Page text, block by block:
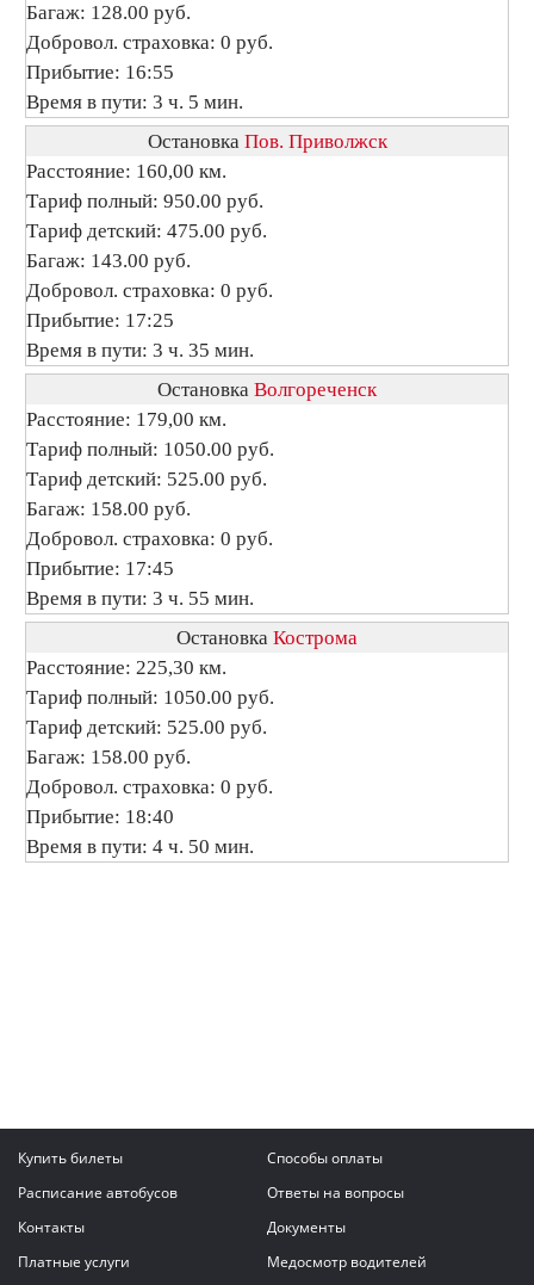
Багаж: 128.00 руб.
Добровол. страховка: 0 руб.
Прибытие: 16:55
Время в пути: 3 ч. 5 мин.
Остановка Пов. Приволжск
Расстояние: 160,00 км.
Тариф полный: 950.00 руб.
Тариф детский: 475.00 руб.
Багаж: 143.00 руб.
Добровол. страховка: 0 руб.
Прибытие: 17:25
Время в пути: 3 ч. 35 мин.
Остановка Волгореченск
Расстояние: 179,00 км.
Тариф полный: 1050.00 руб.
Тариф детский: 525.00 руб.
Багаж: 158.00 руб.
Добровол. страховка: 0 руб.
Прибытие: 17:45
Время в пути: 3 ч. 55 мин.
Остановка Кострома
Расстояние: 225,30 км.
Тариф полный: 1050.00 руб.
Тариф детский: 525.00 руб.
Багаж: 158.00 руб.
Добровол. страховка: 0 руб.
Прибытие: 18:40
Время в пути: 4 ч. 50 мин.
Купить билеты
Способы оплаты
Расписание автобусов
Ответы на вопросы
Контакты
Документы
Платные услуги
Медосмотр водителей